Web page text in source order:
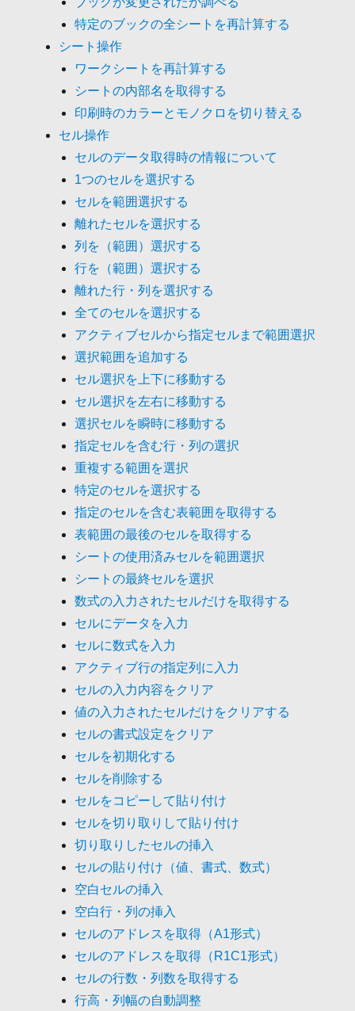
特定のブックの全シートを再計算する
シート操作
ワークシートを再計算する
シートの内部名を取得する
印刷時のカラーとモノクロを切り替える
セル操作
セルのデータ取得時の情報について
1つのセルを選択する
セルを範囲選択する
離れたセルを選択する
列を（範囲）選択する
行を（範囲）選択する
離れた行・列を選択する
全てのセルを選択する
アクティブセルから指定セルまで範囲選択
選択範囲を追加する
セル選択を上下に移動する
セル選択を左右に移動する
選択セルを瞬時に移動する
指定セルを含む行・列の選択
重複する範囲を選択
特定のセルを選択する
指定のセルを含む表範囲を取得する
表範囲の最後のセルを取得する
シートの使用済みセルを範囲選択
シートの最終セルを選択
数式の入力されたセルだけを取得する
セルにデータを入力
セルに数式を入力
アクティブ行の指定列に入力
セルの入力内容をクリア
値の入力されたセルだけをクリアする
セルの書式設定をクリア
セルを初期化する
セルを削除する
セルをコピーして貼り付け
セルを切り取りして貼り付け
切り取りしたセルの挿入
セルの貼り付け（値、書式、数式）
空白セルの挿入
空白行・列の挿入
セルのアドレスを取得（A1形式）
セルのアドレスを取得（R1C1形式）
セルの行数・列数を取得する
行高・列幅の自動調整